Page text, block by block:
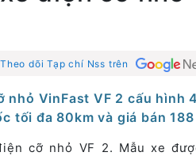
Theo dõi Tạp chí Nss trên
nhỏ VinFast VF 2 cấu hình
tối đa 80km và giá bán
cỡ nhỏ VF 2. Mẫu xe